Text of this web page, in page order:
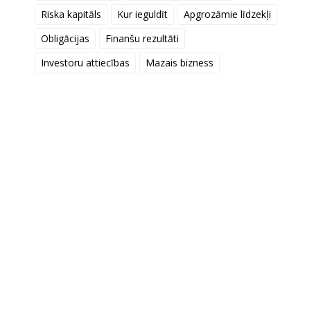
Riska kapitāls
Kur ieguldīt
Apgrozāmie līdzekļi
Obligācijas
Finanšu rezultāti
Investoru attiecības
Mazais bizness